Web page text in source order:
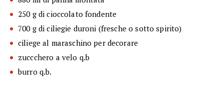
250 g di cioccolato fondente
700 g di ciliegie duroni (fresche o sotto spirito)
ciliege al maraschino per decorare
zuccchero a velo q.b
burro q.b.